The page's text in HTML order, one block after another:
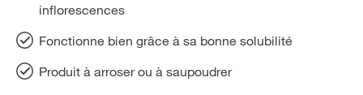
inflorescences
Fonctionne bien grâce à sa bonne solubilité
Produit à arroser ou à saupoudrer